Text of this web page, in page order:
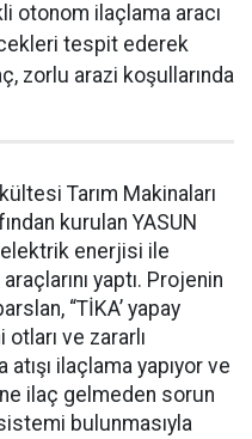
otonom ilaçlama aracı
tespit ederek
zorlu arazi koşullarında
Tarım Makinaları
kurulan YASUN
elektrik enerjisi ile
yaptı. Projenin
“TİKA’ yapay
ve zararlı
ilaçlama yapıyor ve
ilaç gelmeden sorun
bulunmasıyla